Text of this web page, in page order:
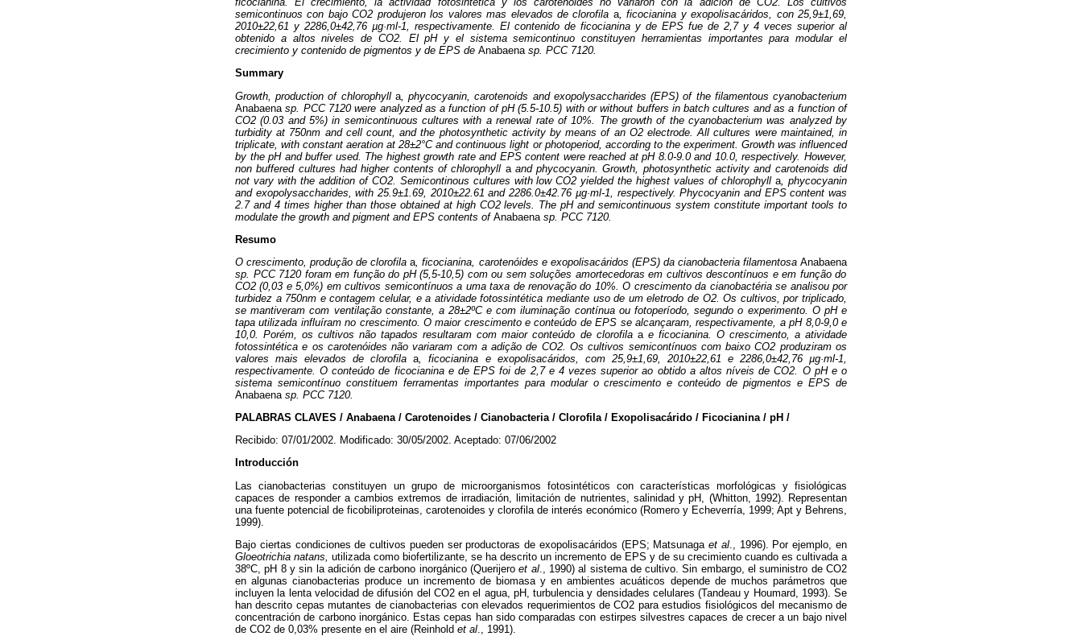
semicontinuos con bajo CO2 produjeron los valores mas elevados de clorofila a, ficocianina y exopolisacáridos, con 25,9±1,69,
2010±22,61 y 2286,0±42,76 µg·ml-1, respectivamente. El contenido de ficocianina y de EPS fue de 2,7 y 4 veces superior al
obtenido a altos niveles de CO2. El pH y el sistema semicontinuo constituyen herramientas importantes para modular el
crecimiento y contenido de pigmentos y de EPS de Anabaenasp. PCC 7120.
Summary
Growth, production of chlorophyll a, phycocyanin, carotenoids and exopolysaccharides (EPS) of the filamentous cyanobacterium
Anabaena sp. PCC 7120 were analyzed as a function of pH (5.5-10.5) with or without buffers in batch cultures and as a function of
CO2 (0.03 and 5%) in semicontinuous cultures with a renewal rate of 10%. The growth of the cyanobacterium was analyzed by
turbidity at 750nm and cell count, and the photosynthetic activity by means of an O2 electrode. All cultures were maintained, in
triplicate, with constant aeration at 28±2°C and continuous light or photoperiod, according to the experiment. Growth was influenced
by the pH and buffer used. The highest growth rate and EPS content were reached at pH 8.0-9.0 and 10.0, respectively. However,
non buffered cultures had higher contents of chlorophyll aand phycocyanin. Growth, photosynthetic activity and carotenoids did
not vary with the addition of CO2. Semicontinous cultures with low CO2 yielded the highest values of chlorophylla , phycocyanin
and exopolysaccharides, with 25.9±1.69, 2010±22.61 and 2286.0±42.76 µg·ml-1, respectively. Phycocyanin and EPS content was
2.7 and 4 times higher than those obtained at high CO2 levels. The pH and semicontinuous system constitute important tools to
modulate the growth and pigment and EPS contents of Anabaena sp. PCC 7120.
Resumo
O crescimento, produção de clorofilaa , ficocianina, carotenóides e exopolisacáridos (EPS) da cianobacteria filamentosaAnabaena
sp. PCC 7120 foram em função do pH (5,5-10,5) com ou sem soluções amortecedoras em cultivos descontínuos e em função do
CO2 (0,03 e 5,0%) em cultivos semicontínuos a uma taxa de renovação do 10%. O crescimento da cianobactéria se analisou por
turbidez a 750nm e contagem celular, e a atividade fotossintética mediante uso de um eletrodo de O2. Os cultivos, por triplicado,
se mantiveram com ventilação constante, a 28±2ºC e com iluminação contínua ou fotoperíodo, segundo o experimento. O pH e
tapa utilizada influíram no crescimento. O maior crescimento e conteúdo de EPS se alcançaram, respectivamente, a pH 8,0-9,0 e
10,0. Porém, os cultivos não tapados resultaram com maior conteúdo de clorofila ae ficocianina. O crescimento, a atividade
fotossintética e os carotenóides não variaram com a adição de CO2. Os cultivos semicontínuos com baixo CO2 produziram os
valores mais elevados de clorofilaa , ficocianina e exopolisacáridos, com 25,9±1,69, 2010±22,61 e 2286,0±42,76 µg·ml-1,
respectivamente. O conteúdo de ficocianina e de EPS foi de 2,7 e 4 vezes superior ao obtido a altos níveis de CO2. O pH e o
sistema semicontínuo constituem ferramentas importantes para modular o crescimento e conteúdo de pigmentos e EPS de
Anabaena sp. PCC 7120.
PALABRAS CLAVES / Anabaena / Carotenoides / Cianobacteria / Clorofila / Exopolisacárido / Ficocianina / pH /
Recibido: 07/01/2002. Modificado: 30/05/2002. Aceptado: 07/06/2002
Introducción
Las cianobacterias constituyen un grupo de microorganismos fotosintéticos con características morfológicas y fisiológicas
capaces de responder a cambios extremos de irradiación, limitación de nutrientes, salinidad y pH, (Whitton, 1992). Representan
una fuente potencial de ficobiliproteinas, carotenoides y clorofila de interés económico (Romero y Echeverría, 1999; Apt y Behrens,
1999).
Bajo ciertas condiciones de cultivos pueden ser productoras de exopolisacáridos (EPS; Matsunagaet al., 1996). Por ejemplo, en
Gloeotrichia natans, utilizada como biofertilizante, se ha descrito un incremento de EPS y de su crecimiento cuando es cultivada a
38ºC, pH 8 y sin la adición de carbono inorgánico (Querijeroet al., 1990) al sistema de cultivo. Sin embargo, el suministro de CO2
en algunas cianobacterias produce un incremento de biomasa y en ambientes acuáticos depende de muchos parámetros que
incluyen la lenta velocidad de difusión del CO2 en el agua, pH, turbulencia y densidades celulares (Tandeau y Houmard, 1993). Se
han descrito cepas mutantes de cianobacterias con elevados requerimientos de CO2 para estudios fisiológicos del mecanismo de
concentración de carbono inorgánico. Estas cepas han sido comparadas con estirpes silvestres capaces de crecer a un bajo nivel
de CO2 de 0,03% presente en el aire (Reinhold et al ., 1991).